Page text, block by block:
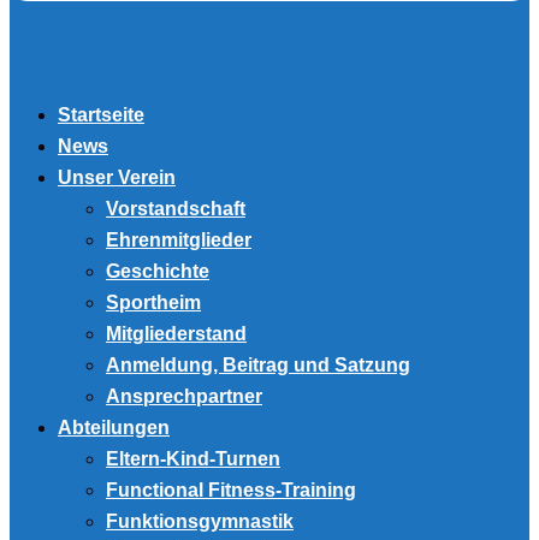
Startseite
News
Unser Verein
Vorstandschaft
Ehrenmitglieder
Geschichte
Sportheim
Mitgliederstand
Anmeldung, Beitrag und Satzung
Ansprechpartner
Abteilungen
Eltern-Kind-Turnen
Functional Fitness-Training
Funktionsgymnastik